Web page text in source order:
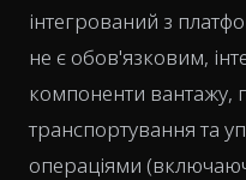
інтегрований з
не є обов'язковим,
компоненти вантажу,
транспортування та
операціями